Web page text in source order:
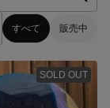
すべて 販売中
SOLD OUT